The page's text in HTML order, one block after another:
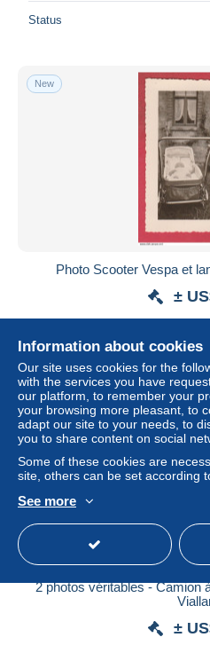
Status
New
Photo Scooter Vespa et
±
New
2 photos véritables - Camion
±
Information about cookies
Our site uses cookies for the
with the services you have
our platform, to remember your
your browsing more pleasant, to
adapt our site to your needs, to
you to share content on social
Some of these cookies are
site, others can be set according
See more